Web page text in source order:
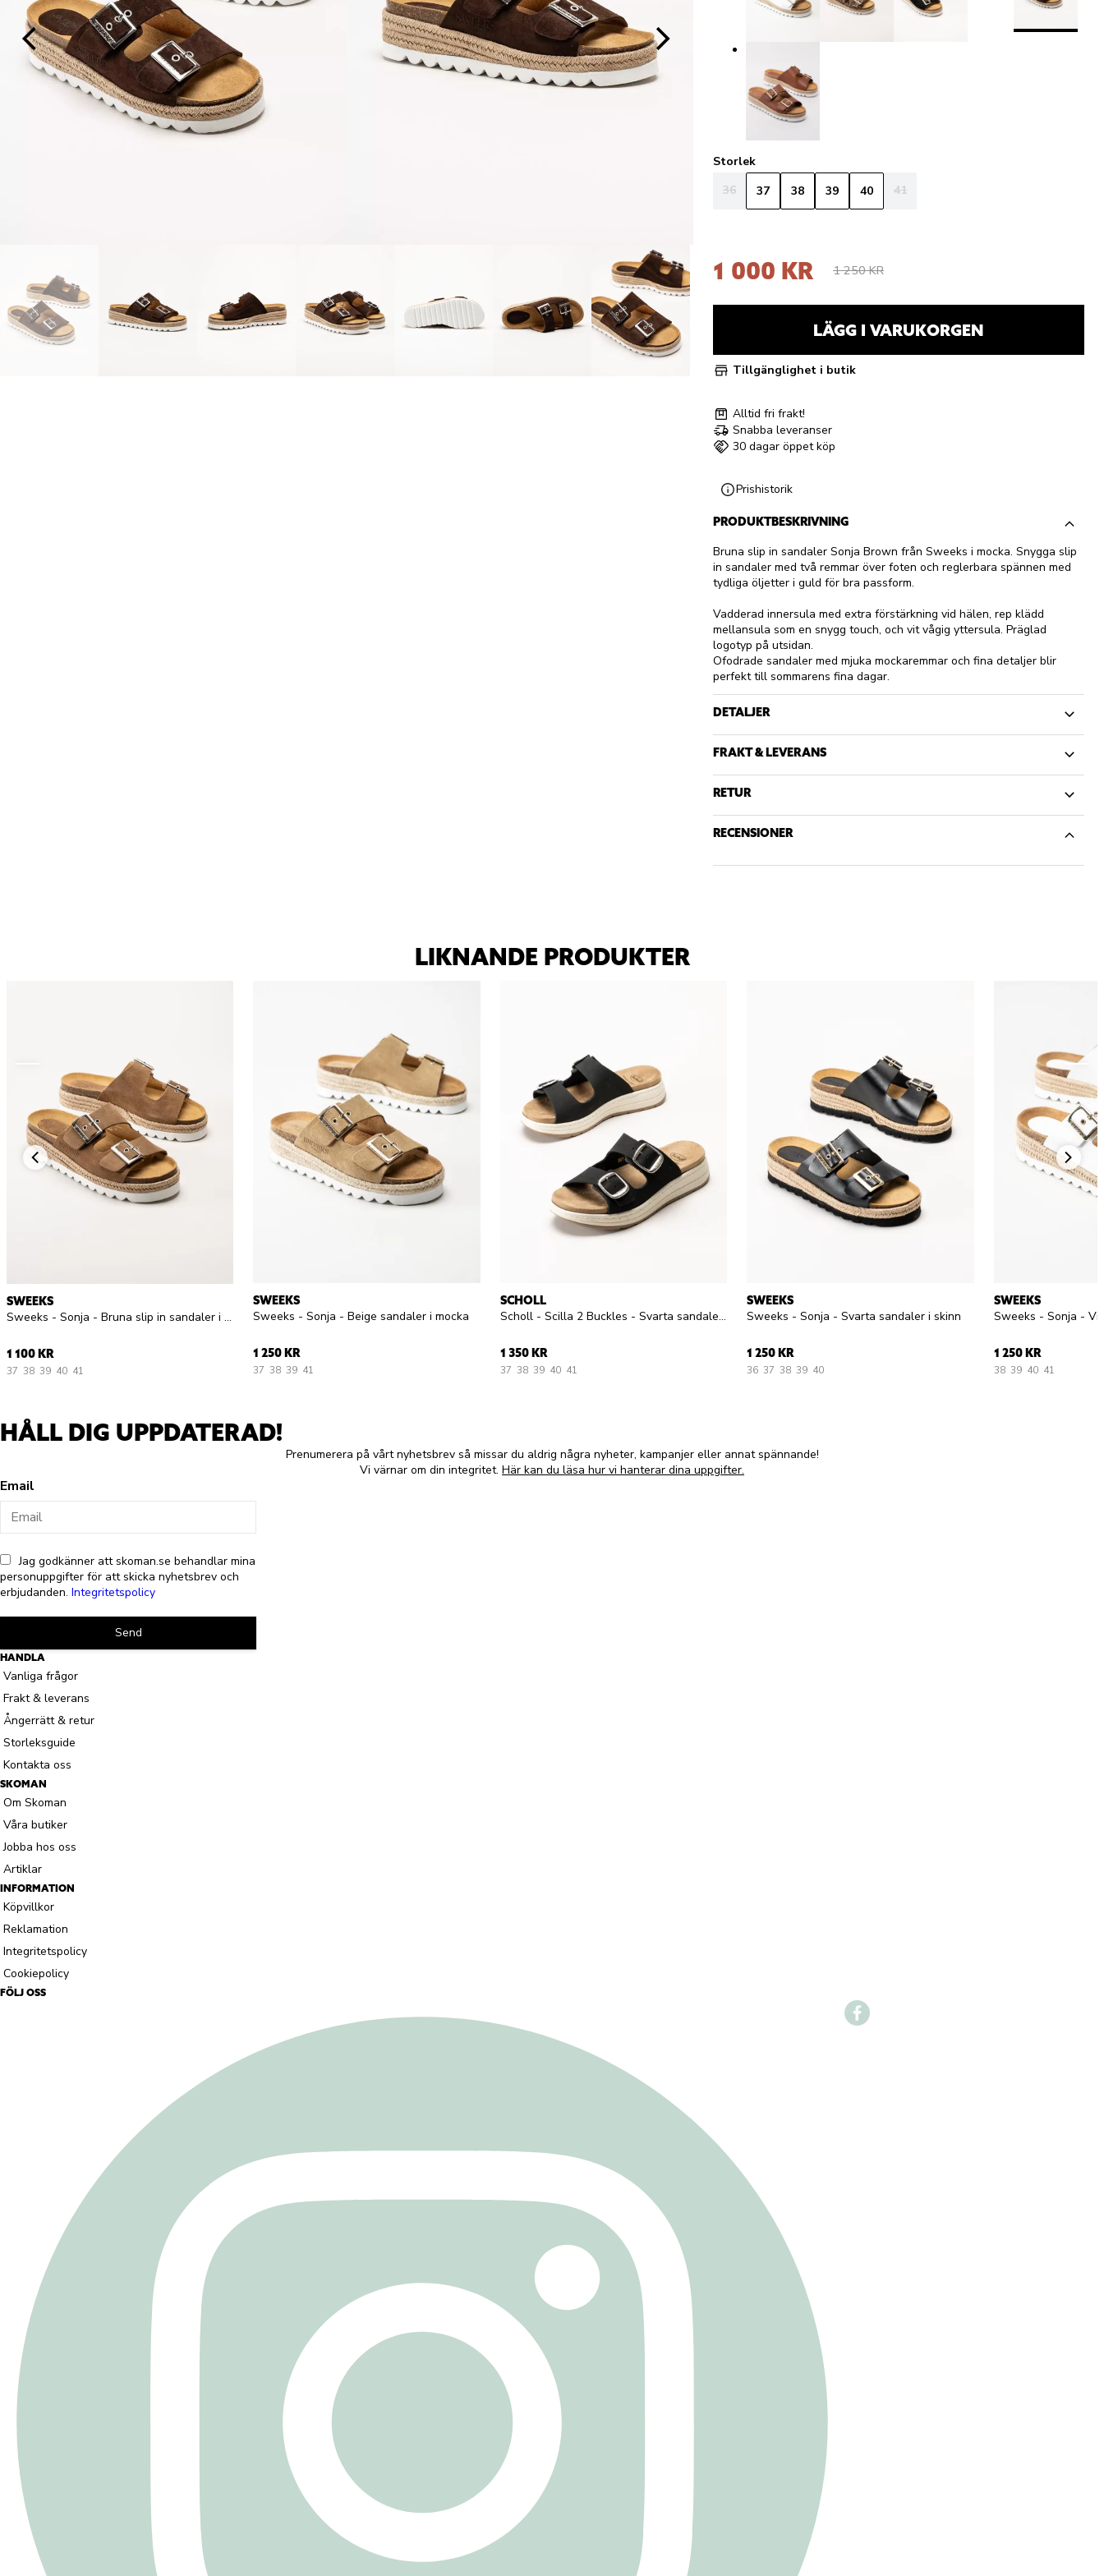
Storlek
36
37 38 39 40 41
1 000 KR 1 250 KR
LÄGG I VARUKORGEN
Tillgänglighet i butik
Alltid fri frakt!
Snabba leveranser
30 dagar öppet köp
Prishistorik
PRODUKTBESKRIVNING
Bruna slip in sandaler Sonja Brown från Sweeks i mocka. Snygga slip
in sandaler med två remmar över foten och reglerbara spännen med
tydliga öljetter i guld för bra passform.
Vadderad innersula med extra förstärkning vid hälen, rep klädd
mellansula som en snygg touch, och vit vågig yttersula. Präglad
logotyp på utsidan.
Ofodrade sandaler med mjuka mockaremmar och fina detaljer blir
perfekt till sommarens fina dagar.
DETALJER
FRAKT & LEVERANS
RETUR
RECENSIONER
LIKNANDE PRODUKTER
SWEEKS
Sweeks - Sonja - Bruna slip in sandaler i mocka
1 100 KR
37 38 39 40 41
SWEEKS
Sweeks - Sonja - Beige sandaler i mocka
1 250 KR
37 38 39 41
SCHOLL
Scholl - Scilla 2 Buckles - Svarta sandaler i nubuck
1 350 KR
37 38 39 40 41
SWEEKS
Sweeks - Sonja - Svarta sandaler i skinn
1 250 KR
36 37 38 39 40
SWEEKS
Sweeks - Sonja -
1 250 KR
38 39 40 41
HÅLL DIG UPPDATERAD!
Prenumerera på vårt nyhetsbrev så missar du aldrig några nyheter, kampanjer eller annat spännande!
Vi värnar om din integritet. Här kan du läsa hur vi hanterar dina uppgifter.
Email
Jag godkänner att skoman.se behandlar mina
personuppgifter för att skicka nyhetsbrev och
erbjudanden. Integritetspolicy
Send
HANDLA
Vanliga frågor
Frakt & leverans
Ångerrätt & retur
Storleksguide
Kontakta oss
SKOMAN
Om Skoman
Våra butiker
Jobba hos oss
Artiklar
INFORMATION
Köpvillkor
Reklamation
Integritetspolicy
Cookiepolicy
FÖLJ OSS